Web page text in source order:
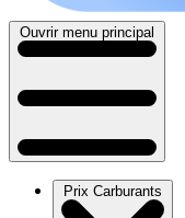
Ouvrir menu principal
Prix Carburants